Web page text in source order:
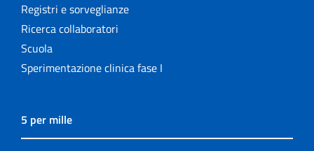
Registri e sorveglianze
Ricerca collaboratori
Scuola
Sperimentazione clinica fase I
5 per mille